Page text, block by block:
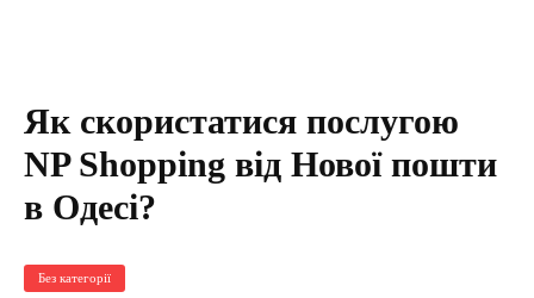
Як скористатися послугою
NP Shopping від Нової пошти
в Одесі?
Без категорії